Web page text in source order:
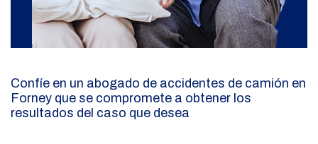
Confíe en un abogado de accidentes de camión en
Forney que se compromete a obtener los
resultados del caso que desea